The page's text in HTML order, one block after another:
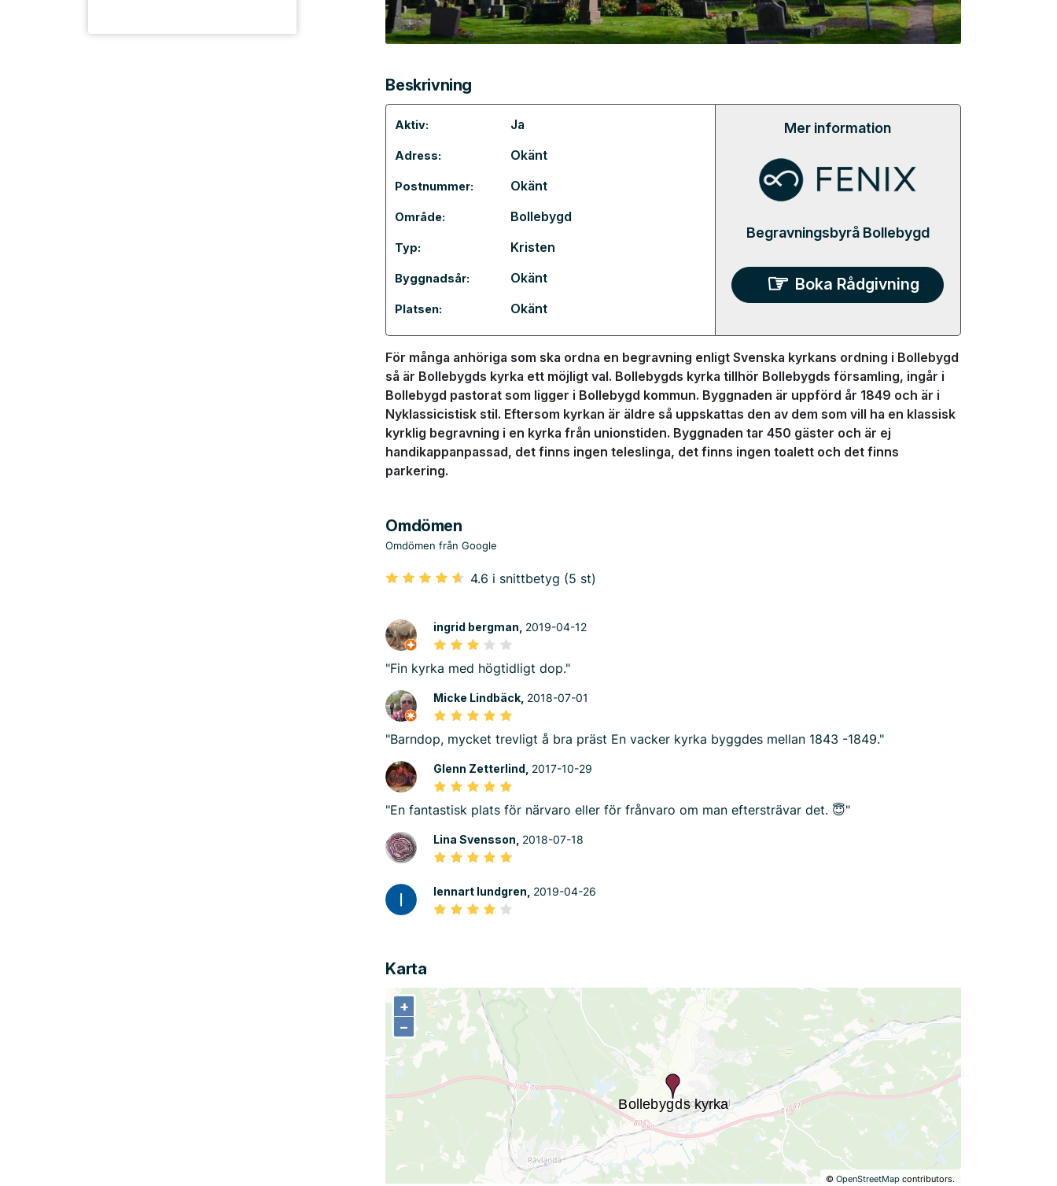
Beskrivning
Aktiv: Ja
Adress: Okänt
Postnummer: Okänt
Område: Bollebygd
Typ: Kristen
Byggnadsår: Okänt
Platsen: Okänt
Mer information
Begravningsbyrå Bollebygd
Boka Rådgivning
För många anhöriga som ska ordna en begravning enligt Svenska kyrkans ordning i Bollebygd
så är Bollebygds kyrka ett möjligt val. Bollebygds kyrka tillhör Bollebygds församling, ingår i
Bollebygd pastorat som ligger i Bollebygd kommun. Byggnaden är uppförd år 1849 och är i
Nyklassicistisk stil. Eftersom kyrkan är äldre så uppskattas den av dem som vill ha en klassisk
kyrklig begravning i en kyrka från unionstiden. Byggnaden tar 450 gäster och är ej
handikappanpassad, det finns ingen teleslinga, det finns ingen toalett och det finns
parkering.
Omdömen
Omdömen från Google
4.6 i snittbetyg (5 st)
ingrid bergman, 2019-04-12
"Fin kyrka med högtidligt dop."
Micke Lindbäck, 2018-07-01
"Barndop, mycket trevligt å bra präst En vacker kyrka byggdes mellan 1843 -1849."
Glenn Zetterlind, 2017-10-29
"En fantastisk plats för närvaro eller för frånvaro om man eftersträvar det. 😇"
Lina Svensson, 2018-07-18
lennart lundgren, 2019-04-26
Karta
+
−
©OpenStreetMap contributors.
+
−